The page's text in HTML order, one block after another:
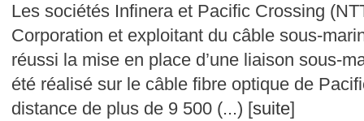
Les sociétés Infinera et Pacific Crossing
Corporation et exploitant du câble sous-
réussi la mise en place d’une liaison sous-
été réalisé sur le câble fibre optique de
distance de plus de 9 500 (...) [suite]